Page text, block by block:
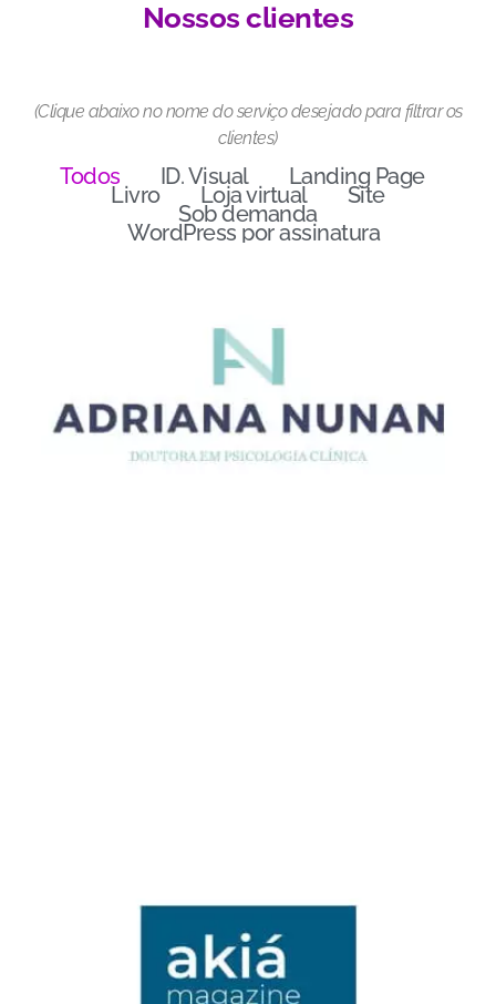
Nossos clientes
(Clique abaixo no nome do serviço desejado para filtrar os
clientes)
Todos ID. Visual Landing Page
Livro Loja virtual Site
Sob demanda
WordPress por assinatura